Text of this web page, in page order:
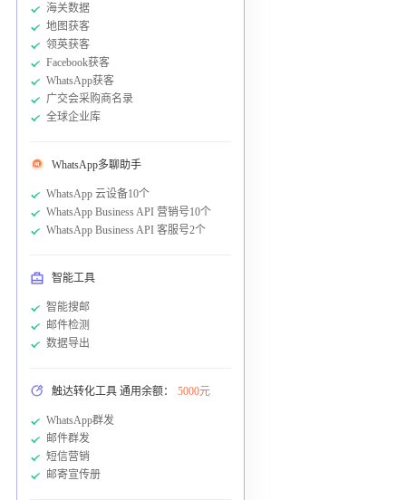
海关数据
地图获客
领英获客
Facebook获客
WhatsApp获客
广交会采购商名录
全球企业库
WhatsApp多聊助手
WhatsApp 云设备10个
WhatsApp Business API 营销号10个
WhatsApp Business API 客服号2个
智能工具
智能搜邮
邮件检测
数据导出
触达转化工具 通用余额： 5000元
WhatsApp群发
邮件群发
短信营销
邮寄宣传册